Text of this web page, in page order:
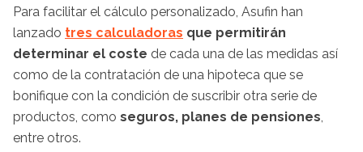
Para facilitar el cálculo personalizado, Asufin han
lanzado tres calculadoras que permitirán
determinar el coste de cada una de las medidas así
como de la contratación de una hipoteca que se
bonifique con la condición de suscribir otra serie de
productos, como seguros, planes de pensiones
entre otros.